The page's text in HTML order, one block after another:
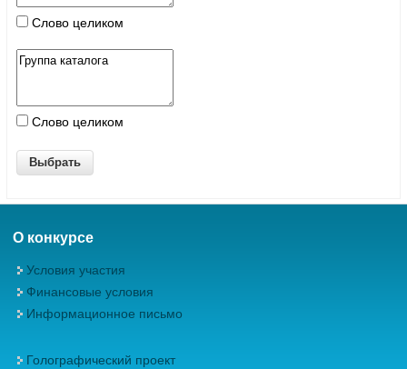
Слово целиком
Слово целиком
О конкурсе
Условия участия
Финансовые условия
Информационное письмо
Голографический проект